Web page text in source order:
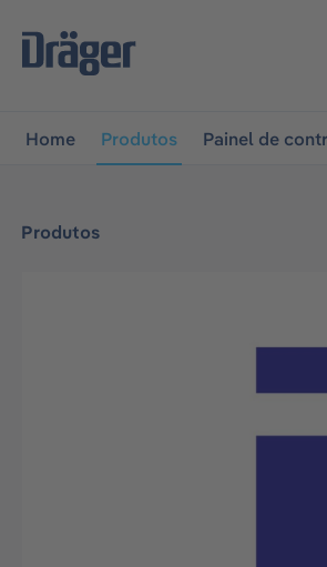
a navegação principal
Home Produtos Painel de
Produtos